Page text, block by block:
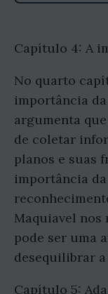
Capítulo 4: A
No quarto
importância
argumenta
de coletar
planos e suas
importância
Maquiavel nos
pode ser uma
desequilibrar a
Capítulo 5: